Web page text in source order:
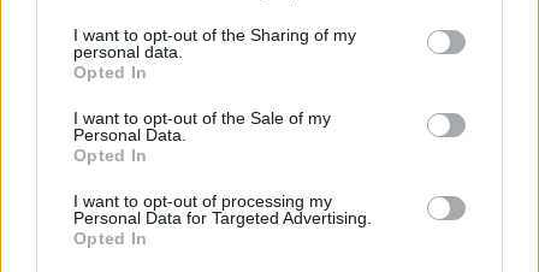
not limited to your visit or usage behaviour. You may click to
grant or deny consent to Google and its third-party tags to
use your data for below specified purposes in below Google
consent section.
I want to opt-out of the Sharing of my
personal data.
Opted In
I want to opt-out of the Sale of my
Personal Data.
Opted In
I want to opt-out of processing my
Personal Data for Targeted Advertising.
Opted In
El empresario José Elías analiza el mercado inmobiliario y sus